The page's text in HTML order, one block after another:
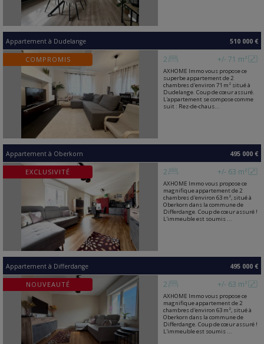
Appartement à Dudelange 510 000 €
COMPROMIS +/- 71 m²
2
AXHOME Immo vous propose ce
superbe appartement de 2
chambres d'environ 71 m² situé à
Dudelange. Coup de cœur assuré.
L'appartement se compose comme
suit : Rez-de-chaus...
Appartement à Oberkorn 495 000 €
EXCLUSIVITÉ +/- 63 m²
2
AXHOME Immo vous propose ce
magnifique appartement de 2
chambres d'environ 63 m², situé à
Oberkorn dans la commune de
Differdange. Coup de cœur assuré !
L'immeuble est soumis ...
Appartement à Differdange 495 000 €
NOUVEAUTÉ +/- 63 m²
2
AXHOME Immo vous propose ce
magnifique appartement de 2
chambres d'environ 63 m², situé à
Oberkorn dans la commune de
Differdange. Coup de cœur assuré !
L'immeuble est soumis ...